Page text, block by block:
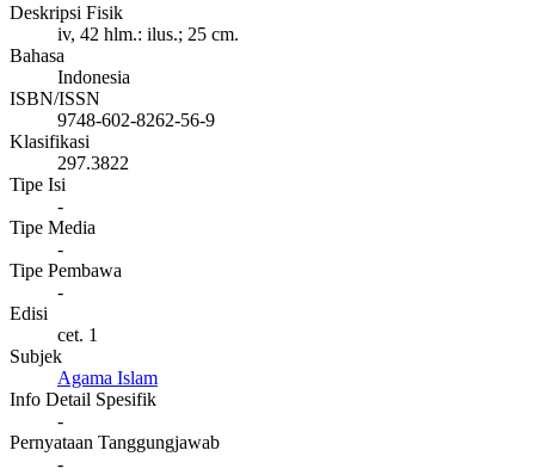
Deskripsi Fisik
iv, 42 hlm.: ilus.; 25 cm.
Bahasa
Indonesia
ISBN/ISSN
9748-602-8262-56-9
Klasifikasi
297.3822
Tipe Isi
-
Tipe Media
-
Tipe Pembawa
-
Edisi
cet. 1
Subjek
Agama Islam
Info Detail Spesifik
-
Pernyataan Tanggungjawab
-